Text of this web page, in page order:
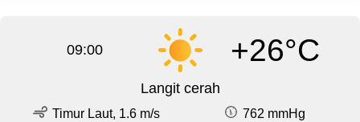
09:00 +26°C
Langit cerah
Timur Laut, 1.6 m/s
762 mmHg